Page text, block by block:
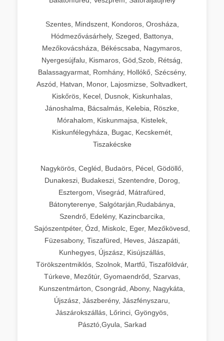
Szentes, Mindszent, Kondoros, Orosháza,
Hódmezővásárhely, Szeged, Battonya,
Mezőkovácsháza, Békéscsaba, Nagymaros,
Nyergesújfalu, Kismaros, Göd,Szob, Rétság,
Balassagyarmat, Romhány, Hollókő, Szécsény,
Aszód, Hatvan, Monor, Lajosmizse, Soltvadkert,
Kiskőrös, Kecel, Dusnok, Kiskunhalas,
Jánoshalma, Bácsalmás, Kelebia, Röszke,
Mórahalom, Kiskunmajsa, Kistelek,
Kiskunfélegyháza, Bugac, Kecskemét,
Tiszakécske
Nagykörös, Cegléd, Budaörs, Pécel, Gödöllő,
Dunakeszi, Budakeszi, Szentendre, Dorog,
Esztergom, Visegrád, Mátrafüred,
Bátonyterenye, Salgótarján,Rudabánya,
Szendrő, Edelény, Kazincbarcika,
Sajószentpéter, Ózd, Miskolc, Eger, Mezőkövesd,
Füzesabony, Tiszafüred, Heves, Jászapáti,
Kunhegyes, Újszász, Kisújszállás,
Törökszentmiklós, Szolnok, Martfű, Tiszaföldvár,
Túrkeve, Mezőtúr, Gyomaendrőd, Szarvas,
Kunszentmárton, Csongrád, Abony, Nagykáta,
Újszász, Jászberény, Jászfényszaru,
Jászárokszállás, Lőrinci, Gyöngyös,
Pásztó,Gyula, Sarkad